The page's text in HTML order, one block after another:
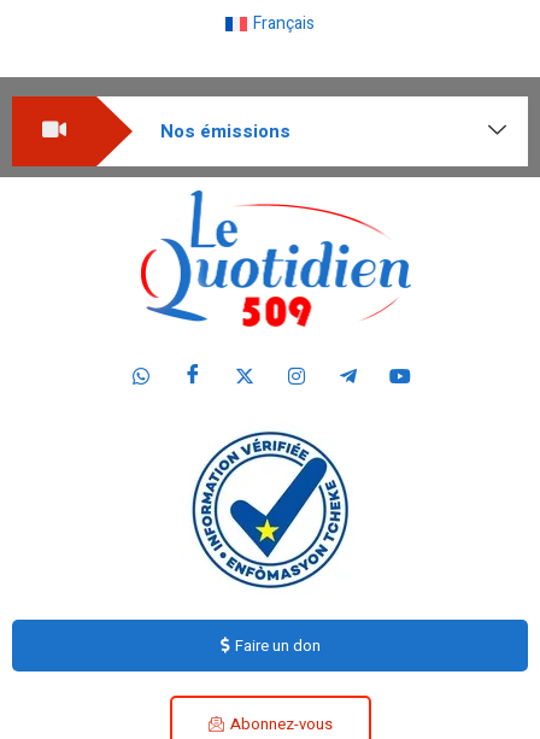
Français
Nos émissions
Faire un don
Abonnez-vous